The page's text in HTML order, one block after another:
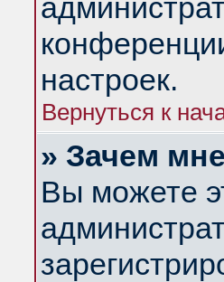
настроек.
Вернуться к
» Зачем
Вы можете